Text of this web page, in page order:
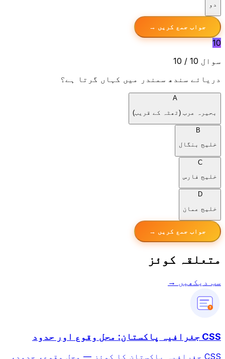
دو
جواب جمع کریں →
10
سوال 10 / 10
دریائے سندھ سمندر میں کہاں گرتا ہے؟
A
بحیرہ عرب (ٹھٹہ کے قریب)
B
خلیج بنگال
C
خلیج فارس
D
خلیج عمان
جواب جمع کریں →
متعلقہ کوئز
سب دیکھیں →
?
CSS جغرافیہ پاکستان: محل وقوع اور حدود
CSS جغرافیہ پاکستان کا کوئز — محل وقوع، حدود،